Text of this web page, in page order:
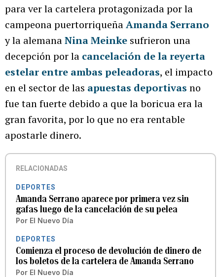
para ver la cartelera protagonizada por la
campeona puertorriqueñaAmanda Serrano
y la alemanaNina Meinke sufrieron una
decepción por la cancelación de la reyerta
estelar entre ambas peleadoras, el impacto
en el sector de las apuestas deportivas no
fue tan fuerte debido a que la boricua era la
gran favorita, por lo que no era rentable
apostarle dinero.
RELACIONADAS
DEPORTES
Amanda Serrano aparece por primera vez sin
gafas luego de la cancelación de su pelea
Por El Nuevo Día
DEPORTES
Comienza el proceso de devolución de dinero de
los boletos de la cartelera de Amanda Serrano
Por El Nuevo Día